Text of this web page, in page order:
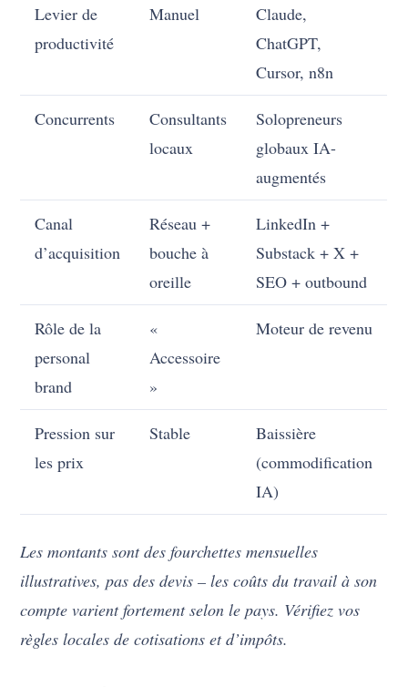
Levier de
productivité
Manuel
Claude,
ChatGPT,
Cursor, n8n
Concurrents
Consultants
locaux
Solopreneurs
globaux IA-
augmentés
Canal
d’acquisition
Réseau +
bouche à
oreille
LinkedIn +
Substack + X +
SEO + outbound
Rôle de la
personal
brand
«
Accessoire
»
Moteur de revenu
Pression sur
les prix
Stable
Baissière
(commodification
IA)
Les montants sont des fourchettes mensuelles
illustratives, pas des devis – les coûts du travail à son
compte varient fortement selon le pays. Vérifiez vos
règles locales de cotisations et d’impôts.